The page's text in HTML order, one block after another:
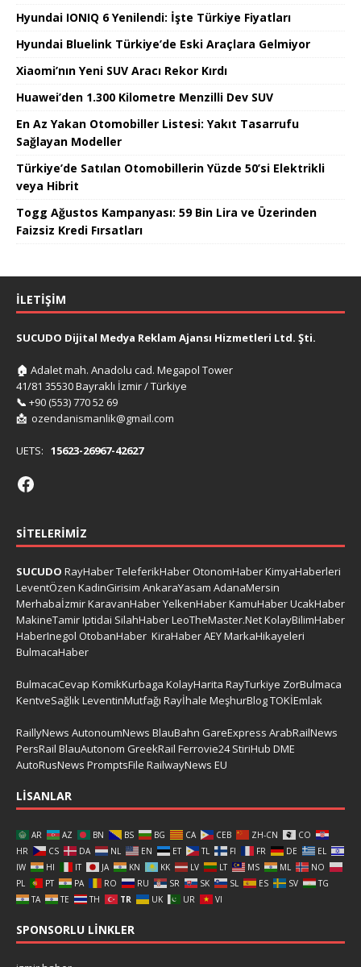
Hyundai IONIQ 6 Yenilendi: İşte Türkiye Fiyatları
Hyundai Bluelink Türkiye’de Eski Araçlara Gelmiyor
Xiaomi’nın Yeni SUV Aracı Rekor Kırdı
Huawei’den 1.300 Kilometre Menzilli Dev SUV
En Az Yakan Otomobiller Listesi: Yakıt Tasarrufu
Sağlayan Modeller
Türkiye’de Satılan Otomobillerin Yüzde 50’si Elektrikli
veya Hibrit
Togg Ağustos Kampanyası: 59 Bin Lira ve Üzerinden
Faizsiz Kredi Fırsatları
İLETIŞIM
SUCUDO Dijital Medya Reklam Ajansı Hizmetleri Ltd. Şti.
🏠 Adalet mah. Anadolu cad. Megapol Tower
41/81 35530 Bayraklı İzmir / Türkiye
📞 +90 (553) 770 52 69
📩 ozendanismanlik@gmail.com
UETS: 15623-26967-42627
SITELERIMIZ
SUCUDO RayHaberTeleferikHaber OtonomHaberKimyaHaberleri
LeventÖzen KadinGirisim AnkaraYasam AdanaMersin
MerhabaİzmirKaravanHaberYelkenHaberKamuHaberUcakHaber
MakineTamirIptidai SilahHaberLeoTheMaster.NetKolayBilimHaber
HaberInegol OtobanHaber KiraHaberAEYMarkaHikayeleri
BulmacaHaber
BulmacaCevap KomikKurbaga KolayHarita RayTurkiye ZorBulmaca
KentveSağlıkLeventinMutfağı Rayİhale MeşhurBlogTOKİEmlak
RaillyNews AutonoumNews BlauBahn GareExpress ArabRailNews
PersRail BlauAutonom GreekRail Ferrovie24 StiriHub DME
AutoRusNews PromptsFile RailwayNews EU
LISANLAR
AR AZ BN BS BG CA CEB ZH-CN
CO
HR
CS DA NL EN ET TL FI FR DE
EL
IW
HI IT JA KN KK LV LT MS ML
NO
PL
PT PA RO RU SR SK SL ES SV
TG
TA
TE TH TR UK UR VI
SPONSORLU LINKLER